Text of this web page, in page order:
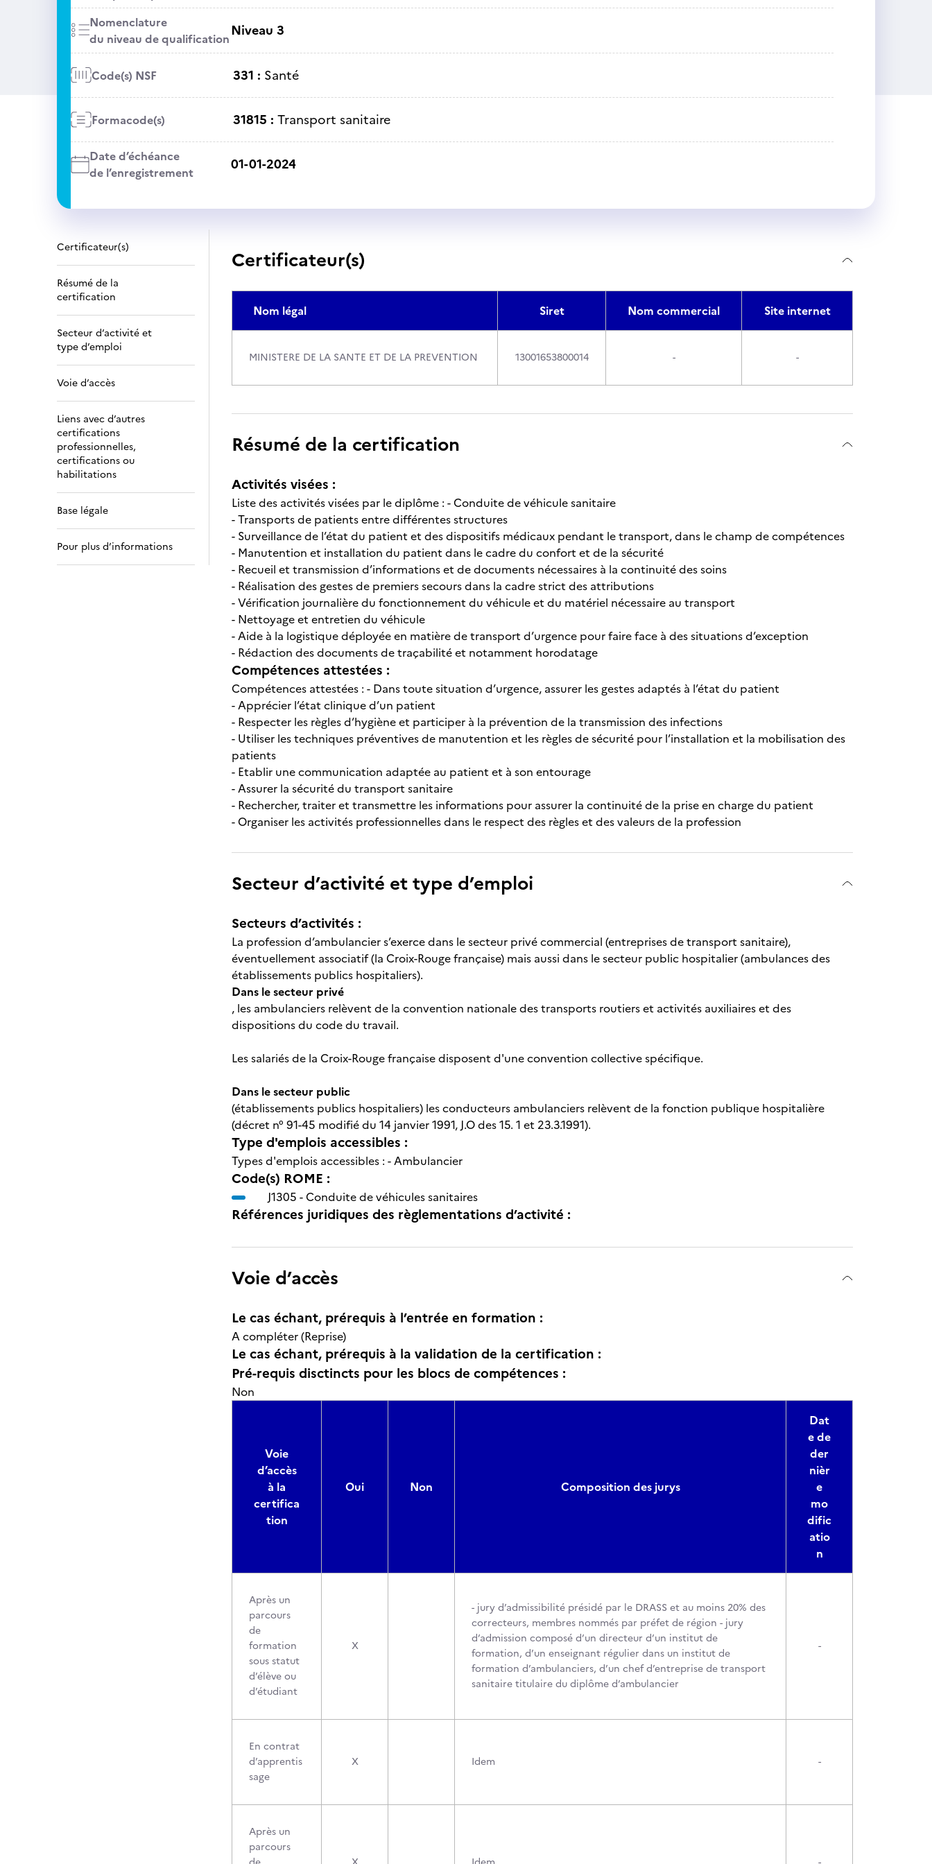
Nomenclature
du niveau de qualificationNiveau 3
Code(s) NSF 331 : Santé
Formacode(s) 31815 : Transport sanitaire
Date d’échéance
de l’enregistrement
01-01-2024
Certificateur(s)
Résumé de la
certification
Secteur d’activité et
type d’emploi
Voie d’accès
Liens avec d’autres
certifications
professionnelles,
certifications ou
habilitations
Base légale
Pour plus d’informations
Certificateur(s)
Nom légal Siret Nom commercial Site internet
MINISTERE DE LA SANTE ET DE LA PREVENTION 13001653800014 - -
Résumé de la certification
Activités visées :
Liste des activités visées par le diplôme : - Conduite de véhicule sanitaire
- Transports de patients entre différentes structures
- Surveillance de l’état du patient et des dispositifs médicaux pendant le transport, dans le champ de compétences
- Manutention et installation du patient dans le cadre du confort et de la sécurité
- Recueil et transmission d’informations et de documents nécessaires à la continuité des soins
- Réalisation des gestes de premiers secours dans la cadre strict des attributions
- Vérification journalière du fonctionnement du véhicule et du matériel nécessaire au transport
- Nettoyage et entretien du véhicule
- Aide à la logistique déployée en matière de transport d’urgence pour faire face à des situations d’exception
- Rédaction des documents de traçabilité et notamment horodatage
Compétences attestées :
Compétences attestées : - Dans toute situation d’urgence, assurer les gestes adaptés à l’état du patient
- Apprécier l’état clinique d’un patient
- Respecter les règles d’hygiène et participer à la prévention de la transmission des infections
- Utiliser les techniques préventives de manutention et les règles de sécurité pour l’installation et la mobilisation des
patients
- Etablir une communication adaptée au patient et à son entourage
- Assurer la sécurité du transport sanitaire
- Rechercher, traiter et transmettre les informations pour assurer la continuité de la prise en charge du patient
- Organiser les activités professionnelles dans le respect des règles et des valeurs de la profession
Secteur d’activité et type d’emploi
Secteurs d’activités :
La profession d’ambulancier s’exerce dans le secteur privé commercial (entreprises de transport sanitaire),
éventuellement associatif (la Croix-Rouge française) mais aussi dans le secteur public hospitalier (ambulances des
établissements publics hospitaliers).
Dans le secteur privé
, les ambulanciers relèvent de la convention nationale des transports routiers et activités auxiliaires et des
dispositions du code du travail.
Les salariés de la Croix-Rouge française disposent d'une convention collective spécifique.
Dans le secteur public
(établissements publics hospitaliers) les conducteurs ambulanciers relèvent de la fonction publique hospitalière
(décret n° 91-45 modifié du 14 janvier 1991, J.O des 15. 1 et 23.3.1991).
Type d'emplois accessibles :
Types d'emplois accessibles : - Ambulancier
Code(s) ROME :
J1305 -Conduite de véhicules sanitaires
Références juridiques des règlementations d’activité :
Voie d’accès
Le cas échant, prérequis à l’entrée en formation :
A compléter (Reprise)
Le cas échant, prérequis à la validation de la certification :
Pré-requis disctincts pour les blocs de compétences :
Non
Voie
d’accès
à la
certifica
tion
Oui Non Composition des jurys
Dat
e de
der
nièr
e
mo
dific
atio
n
Après un
parcours
de
formation
sous statut
d’élève ou
d’étudiant
X
- jury d’admissibilité présidé par le DRASS et au moins 20% des
correcteurs, membres nommés par préfet de région - jury
d’admission composé d’un directeur d’un institut de
formation, d’un enseignant régulier dans un institut de
formation d’ambulanciers, d’un chef d’entreprise de transport
sanitaire titulaire du diplôme d’ambulancier
-
En contrat
d’apprentis
sage
X Idem -
Après un
parcours